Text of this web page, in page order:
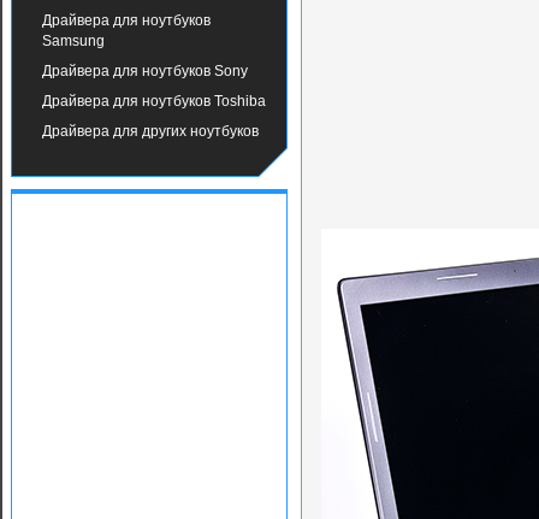
Драйвера для ноутбуков
Samsung
Драйвера для ноутбуков Sony
Драйвера для ноутбуков Toshiba
Драйвера для других ноутбуков